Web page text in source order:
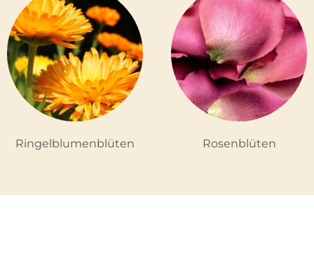
Ringelblumenblüten Rosenblüten